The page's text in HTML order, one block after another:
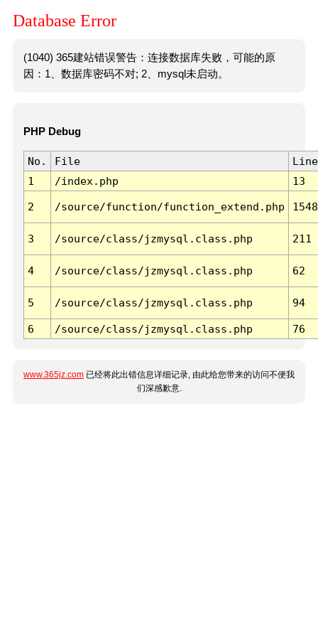
Database Error
(1040) 365建站错误警告：连接数据库失败，可能的原
因：1、数据库密码不对; 2、mysql未启动。
PHP Debug
No. File
Line
1
/index.php 13
2 /source/function/function_extend.php 1548
3 /source/class/jzmysql.class.php 211
4 /source/class/jzmysql.class.php 62
5 /source/class/jzmysql.class.php 94
6 /source/class/jzmysql.class.php 76
www.365jz.com 已经将此出错信息详细记录, 由此给您带来的访问不便我
们深感歉意.